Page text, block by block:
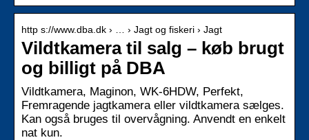
http s://www.dba.dk › … › Jagt og fiskeri › Jagt
Vildtkamera til salg – køb brugt
og billigt på DBA
Vildtkamera, Maginon, WK-6HDW, Perfekt,
Fremragende jagtkamera eller vildtkamera sælges.
Kan også bruges til overvågning. Anvendt en enkelt
nat kun.